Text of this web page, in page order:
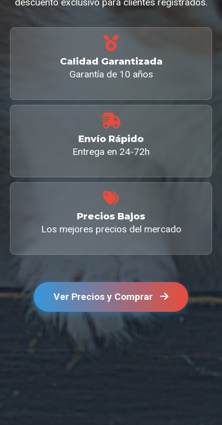
descuento exclusivo para clientes registrados.
Calidad Garantizada
Garantía de 10 años
Envío Rápido
Entrega en 24-72h
Precios Bajos
Los mejores precios del mercado
Ver Precios y Comprar